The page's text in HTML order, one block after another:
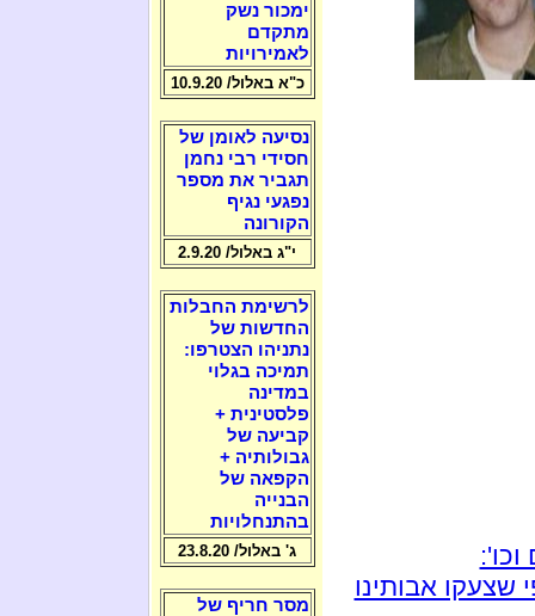
אבותינו
ימכור נשק
מתקדם
לאמירויות
כ"א באלול/ 10.9.20
נסיעה לאומן של
חסידי רבי נחמן
תגביר את מספר
נפגעי נגיף
הקורונה
י"ג באלול/ 2.9.20
לרשימת החבלות
החדשות של
נתניהו הצטרפו:
תמיכה בגלוי
במדינה
פלסטינית +
קביעה של
גבולותיה +
הקפאה של
הבנייה
בהתנחלויות
ג' באלול/ 23.8.20
מסר חריף של